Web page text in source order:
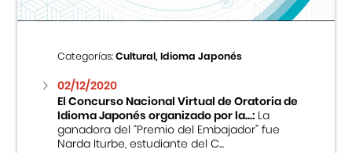
Categorías:Cultural, Idioma Japonés
02/12/2020
El Concurso Nacional Virtual de Oratoria de
Idioma Japonés organizado por la...:La
ganadora del “Premio del Embajador” fue
Narda Iturbe, estudiante del C...